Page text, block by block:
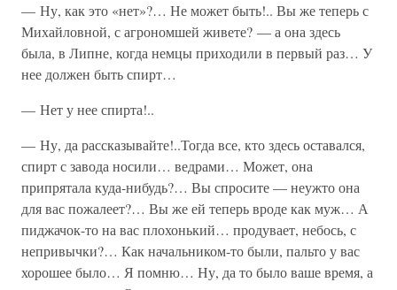
— Ну, как это «нет»?… Не может быть!.. Вы же теперь с
Михайловной, с агрономшей живете? — а она здесь
была, в Липне, когда немцы приходили в первый раз… У
нее должен быть спирт…
— Нет у нее спирта!..
— Ну, да рассказывайте!..Тогда все, кто здесь оставался,
спирт с завода носили… ведрами… Может, она
припрятала куда-нибудь?… Вы спросите — неужто она
для вас пожалеет?… Вы же ей теперь вроде как муж… А
пиджачок-то на вас плохонький… продувает, небось, с
непривычки?… Как начальником-то были, пальто у вас
хорошее было… Я помню… Ну, да то было ваше время, а